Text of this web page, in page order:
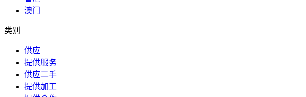
澳门
类别
供应
提供服务
供应二手
提供加工